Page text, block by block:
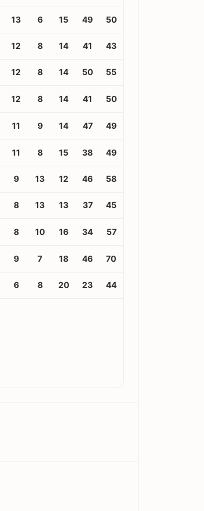
13 6 15 49 50
12 8 14 41 43
12 8 14 50 55
12 8 14 41 50
11 9 14 47 49
11 8 15 38 49
9 13 12 46 58
8 13 13 37 45
8 10 16 34 57
9 7 18 46 70
6 8 20 23 44